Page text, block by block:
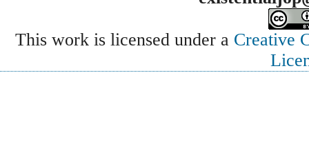
This work is licensed under a Creative